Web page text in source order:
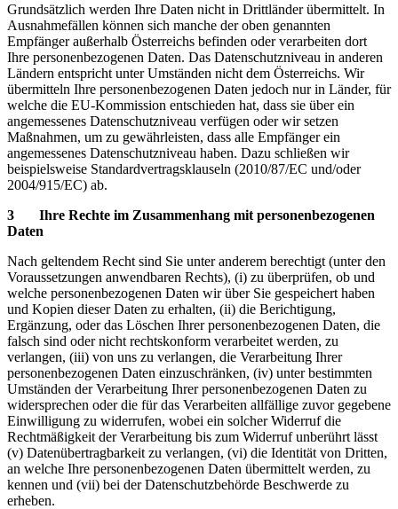
Grundsätzlich werden Ihre Daten nicht in Drittländer übermittelt. In
Ausnahmefällen können sich manche der oben genannten
Empfänger außerhalb Österreichs befinden oder verarbeiten dort
Ihre personenbezogenen Daten. Das Datenschutzniveau in anderen
Ländern entspricht unter Umständen nicht dem Österreichs. Wir
übermitteln Ihre personenbezogenen Daten jedoch nur in Länder, für
welche die EU-Kommission entschieden hat, dass sie über ein
angemessenes Datenschutzniveau verfügen oder wir setzen
Maßnahmen, um zu gewährleisten, dass alle Empfänger ein
angemessenes Datenschutzniveau haben. Dazu schließen wir
beispielsweise Standardvertragsklauseln (2010/87/EC und/oder
2004/915/EC) ab.
3 Ihre Rechte im Zusammenhang mit personenbezogenen
Daten
Nach geltendem Recht sind Sie unter anderem berechtigt (unter den
Voraussetzungen anwendbaren Rechts), (i) zu überprüfen, ob und
welche personenbezogenen Daten wir über Sie gespeichert haben
und Kopien dieser Daten zu erhalten, (ii) die Berichtigung,
Ergänzung, oder das Löschen Ihrer personenbezogenen Daten, die
falsch sind oder nicht rechtskonform verarbeitet werden, zu
verlangen, (iii) von uns zu verlangen, die Verarbeitung Ihrer
personenbezogenen Daten einzuschränken, (iv) unter bestimmten
Umständen der Verarbeitung Ihrer personenbezogenen Daten zu
widersprechen oder die für das Verarbeiten allfällige zuvor gegebene
Einwilligung zu widerrufen, wobei ein solcher Widerruf die
Rechtmäßigkeit der Verarbeitung bis zum Widerruf unberührt lässt
(v) Datenübertragbarkeit zu verlangen, (vi) die Identität von Dritten,
an welche Ihre personenbezogenen Daten übermittelt werden, zu
kennen und (vii) bei der Datenschutzbehörde Beschwerde zu
erheben.